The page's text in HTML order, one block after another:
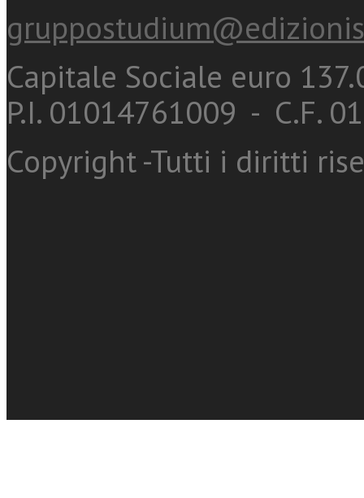
Capitale Sociale euro
P.I. 01014761009 - C.F.
Copyright -Tutti i diritti